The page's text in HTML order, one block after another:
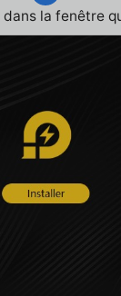
dans la fenêtre